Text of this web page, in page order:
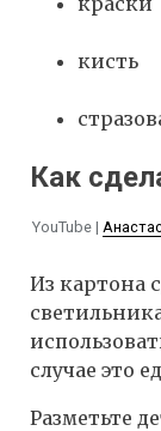
кисть
Как
YouTube |
Из картона
случае это
Разметьте